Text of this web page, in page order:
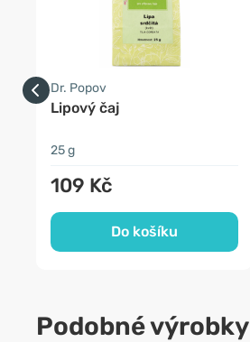
Dr. Popov
Lipový čaj
25 g
109 Kč
Do košíku
Podobné výrobky